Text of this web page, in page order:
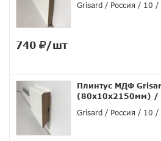
Grisard
Россия 10
740 /шт
Плинтус МДФ
(80x10x2150мм) /
Grisard
Россия 10